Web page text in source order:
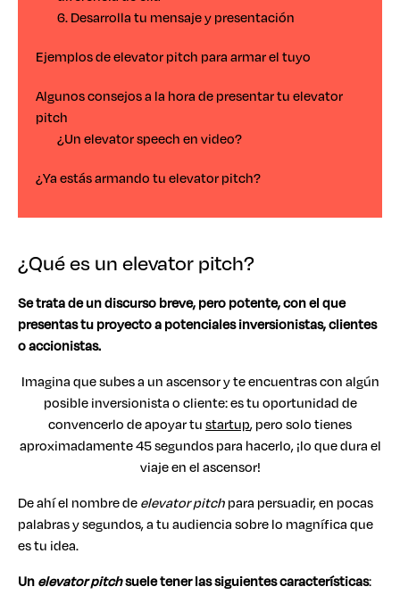
6. Desarrolla tu mensaje y presentación
Ejemplos de elevator pitch para armar el tuyo
Algunos consejos a la hora de presentar tu elevator
pitch
¿Un elevator speech en video?
¿Ya estás armando tu elevator pitch?
¿Qué es un elevator pitch?
Se trata de un discurso breve, pero potente, con el que
presentas tu proyecto a potenciales inversionistas, clientes
o accionistas.
Imagina que subes a un ascensor y te encuentras con algún
posible inversionista o cliente: es tu oportunidad de
convencerlo de apoyar tustartup, pero solo tienes
aproximadamente 45 segundos para hacerlo, ¡lo que dura el
viaje en el ascensor!
De ahí el nombre deelevator pitchpara persuadir, en pocas
palabras y segundos, a tu audiencia sobre lo magnífica que
es tu idea.
Unelevator pitchsuele tener las siguientes características: